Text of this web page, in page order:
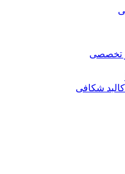
تخصصی
شکافی